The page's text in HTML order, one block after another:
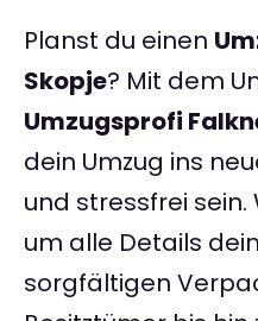
Planst du einen
Skopje? Mit dem
Umzugsprofi
dein Umzug ins
und stressfrei
um alle Details
sorgfältigen